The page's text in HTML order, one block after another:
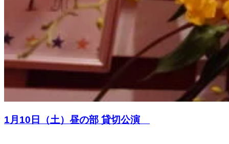
1月10日（土）昼の部 貸切公演